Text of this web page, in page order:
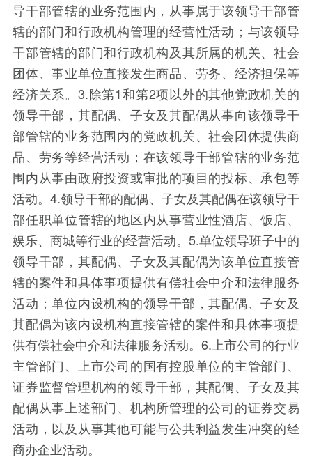
导干部管辖的业务范围内，从事属于该领导干部管
辖的部门和行政机构管理的经营性活动；与该领导
干部管辖的部门和行政机构及其所属的机关、社会
团体、事业单位直接发生商品、劳务、经济担保等
经济关系。3.除第1和第2项以外的其他党政机关的
领导干部，其配偶、子女及其配偶从事向该领导干
部管辖的业务范围内的党政机关、社会团体提供商
品、劳务等经营活动；在该领导干部管辖的业务范
围内从事由政府投资或审批的项目的投标、承包等
活动。4.领导干部的配偶、子女及其配偶在该领导干
部任职单位管辖的地区内从事营业性酒店、饭店、
娱乐、商城等行业的经营活动。5.单位领导班子中的
领导干部，其配偶、子女及其配偶为该单位直接管
辖的案件和具体事项提供有偿社会中介和法律服务
活动；单位内设机构的领导干部，其配偶、子女及
其配偶为该内设机构直接管辖的案件和具体事项提
供有偿社会中介和法律服务活动。6.上市公司的行业
主管部门、上市公司的国有控股单位的主管部门、
证券监督管理机构的领导干部，其配偶、子女及其
配偶从事上述部门、机构所管理的公司的证券交易
活动，以及从事其他可能与公共利益发生冲突的经
商办企业活动。